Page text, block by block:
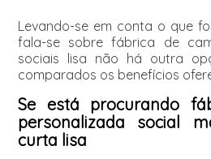
Levando-se em conta o que
fala-se sobre fábrica de
sociais lisa não há outra
comparados os benefícios
Se está procurando
personalizada social
curta lisa